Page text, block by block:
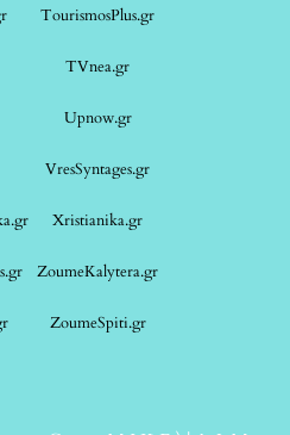
TourismosPlus.gr
TVnea.gr
Upnow.gr
VresSyntages.gr
Xristianika.gr
ZoumeKalytera.gr
ZoumeSpiti.gr